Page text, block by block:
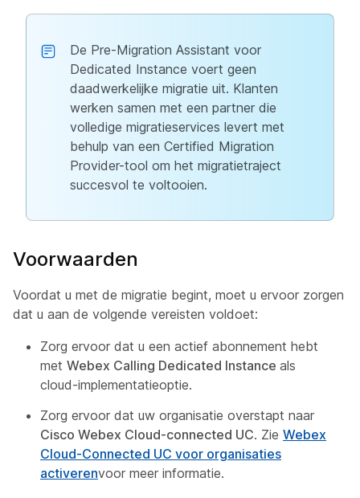
De Pre-Migration Assistant voor
Dedicated Instance voert geen
daadwerkelijke migratie uit. Klanten
werken samen met een partner die
volledige migratieservices levert met
behulp van een Certified Migration
Provider-tool om het migratietraject
succesvol te voltooien.
Voorwaarden
Voordat u met de migratie begint, moet u ervoor zorgen
dat u aan de volgende vereisten voldoet:
Zorg ervoor dat u een actief abonnement hebt
met Webex Calling Dedicated Instance als
cloud-implementatieoptie.
Zorg ervoor dat uw organisatie overstapt naar
Cisco Webex Cloud-connected UC. Zie Webex
Cloud-Connected UC voor organisaties
activerenvoor meer informatie.